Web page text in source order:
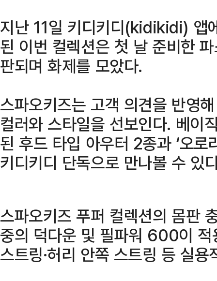
지난 11일 키디키디(kidikidi) 앱
된 이번 컬렉션은 첫 날 준비한
판되며 화제를 모았다.
스파오키즈는 고객 의견을 반영
컬러와 스타일을 선보인다. 베이
된 후드 타입 아우터 2종과 ‘오로
키디키디 단독으로 만나볼 수 있
스파오키즈 푸퍼 컬렉션의 몸판
중의 덕다운 및 필파워 600이 적
스트링·허리 안쪽 스트링 등 실